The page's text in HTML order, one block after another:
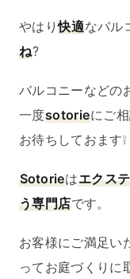
やはり快適なバル
ね?
バルコニーなどの
一度sotorieにご
お待ちしておます❕
Sotorieはエクス
う専門店です。
お客様にご満足い
ってお庭づくりに